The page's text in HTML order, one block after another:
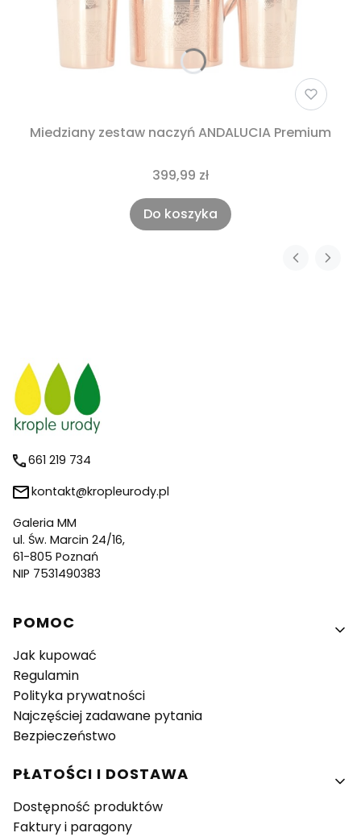
Miedziany zestaw naczyń ANDALUCIA Premium
399,99 zł
Do koszyka
661 219 734
kontakt@kropleurody.pl
Galeria MM
ul. Św. Marcin 24/16,
61-805 Poznań
NIP 7531490383
Linki w stopce
POMOC
Jak kupować
Regulamin
Polityka prywatności
Najczęściej zadawane pytania
Bezpieczeństwo
PŁATOŚCI I DOSTAWA
Dostępność produktów
Faktury i paragony